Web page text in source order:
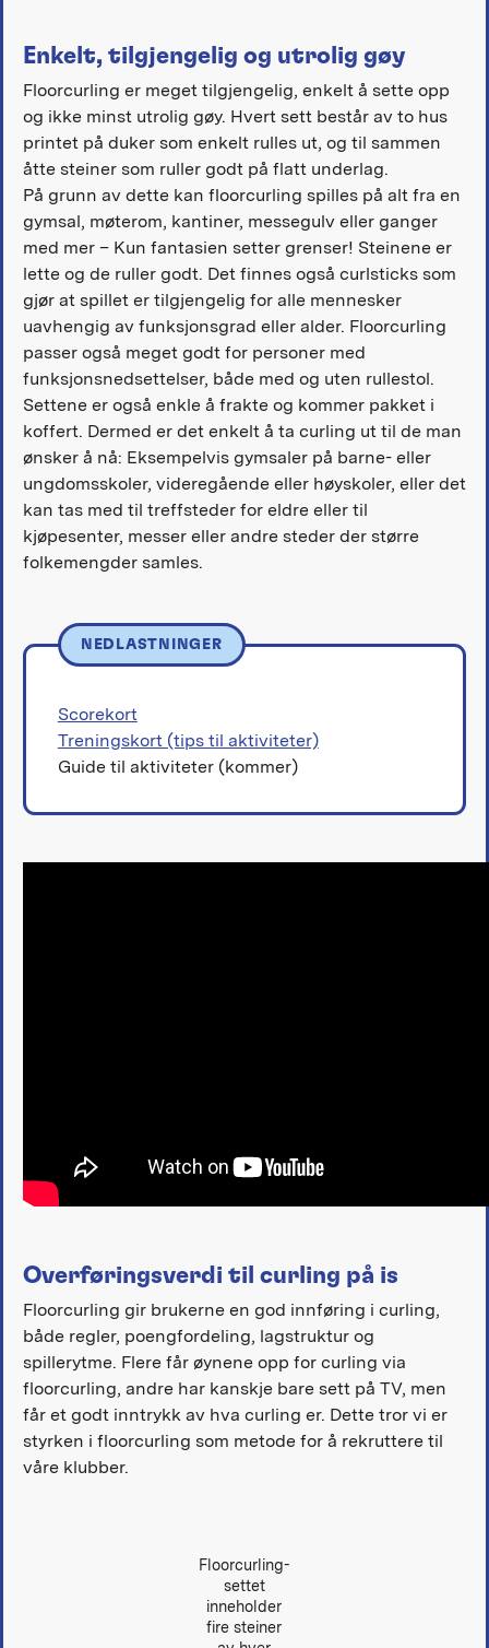
Enkelt, tilgjengelig og utrolig gøy
Floorcurling er meget tilgjengelig, enkelt å sette opp
og ikke minst utrolig gøy. Hvert sett består av to hus
printet på duker som enkelt rulles ut, og til sammen
åtte steiner som ruller godt på flatt underlag.
På grunn av dette kan floorcurling spilles på alt fra en
gymsal, møterom, kantiner, messegulv eller ganger
med mer – Kun fantasien setter grenser! Steinene er
lette og de ruller godt. Det finnes også curlsticks som
gjør at spillet er tilgjengelig for alle mennesker
uavhengig av funksjonsgrad eller alder. Floorcurling
passer også meget godt for personer med
funksjonsnedsettelser, både med og uten rullestol.
Settene er også enkle å frakte og kommer pakket i
koffert. Dermed er det enkelt å ta curling ut til de man
ønsker å nå: Eksempelvis gymsaler på barne- eller
ungdomsskoler, videregående eller høyskoler, eller det
kan tas med til treffsteder for eldre eller til
kjøpesenter, messer eller andre steder der større
folkemengder samles.
NEDLASTNINGER
Scorekort
Treningskort (tips til aktiviteter)
Guide til aktiviteter (kommer)
Overføringsverdi til curling på is
Floorcurling gir brukerne en god innføring i curling,
både regler, poengfordeling, lagstruktur og
spillerytme. Flere får øynene opp for curling via
floorcurling, andre har kanskje bare sett på TV, men
får et godt inntrykk av hva curling er. Dette tror vi er
styrken i floorcurling som metode for å rekruttere til
våre klubber.
Floorcurling-
settet
inneholder
fire steiner